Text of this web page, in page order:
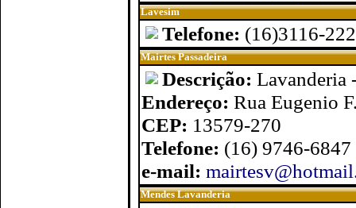
Lavesim
Telefone: (16)3116-
Mairtes Passadeira
Descrição: Lavanderia
Endereço: Rua Eugenio
CEP: 13579-270
Telefone: (16) 9746-6847
e-mail:
Mendes Lavanderia